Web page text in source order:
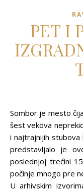
PET I
Sombor je mesto čija istorija može da se prati kroz više od
šest vekova
i najtrajnijih stubova
predstavljalo je
poslednjoj trećini
počinje mnogo pre
U arhivskim